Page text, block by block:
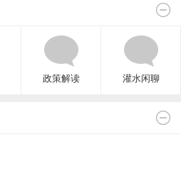
政策解读 灌水闲聊